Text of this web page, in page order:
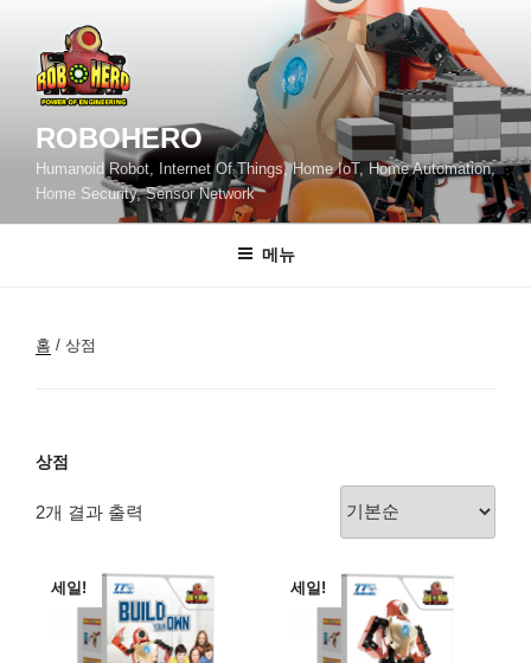
ROBOHERO
Humanoid Robot, Internet Of Things, Home IoT, Home Automation,
Home Security, Sensor Network
메뉴
홈 / 상점
상점
2개 결과 출력
세일! 세일!